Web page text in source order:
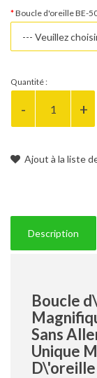
Boucle d'oreille BE-
Quantité :
Ajout à la liste
Description
Boucle
Sans
Unique
D\'oreille